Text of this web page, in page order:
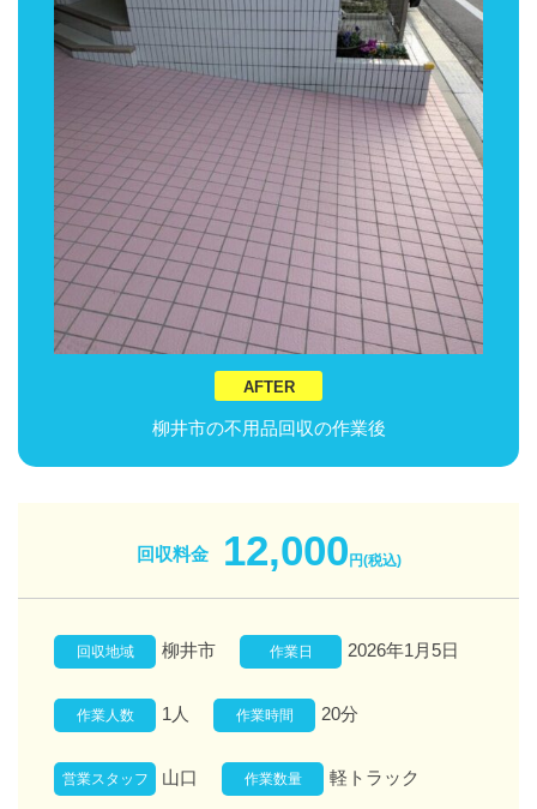
AFTER
柳井市の不用品回収の作業後
回収料金 12,000 円(税込)
回収地域 柳井市 作業日 2026年1月5日
作業人数 1人 作業時間 20分
営業スタッフ 山口 作業数量 軽トラック